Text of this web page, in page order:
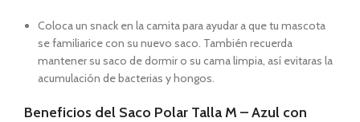
Coloca un snack en la camita para ayudar a que tu mascota
se familiarice con su nuevo saco. También recuerda
mantener su saco de dormir o su cama limpia, así evitaras la
acumulación de bacterias y hongos.
Beneficios del Saco Polar Talla M – Azul con